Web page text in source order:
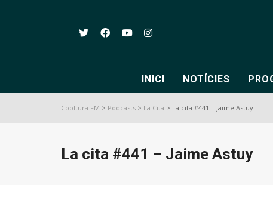
INICI NOTÍCIES
Cooltura FM > Podcasts > La Cita > La cita #441 – Jaime Astuy
La cita #441 – Jaime Astuy